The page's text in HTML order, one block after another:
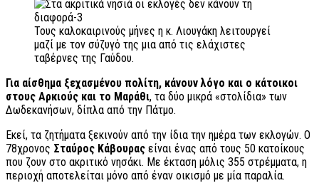
Τους καλοκαιρινούς μήνες η κ. Λιουγάκη λειτουργεί
μαζί με τον σύζυγό της μια από τις ελάχιστες
ταβέρνες της Γαύδου.
Για αίσθημα ξεχασμένου πολίτη, κάνουν λόγο και ο κάτοικοι
στους Αρκιούς και το Μαράθι, τα δύο μικρά «στολίδια» των
Δωδεκανήσων, δίπλα από την Πάτμο.
Εκεί, τα ζητήματα ξεκινούν από την ίδια την ημέρα των εκλογών. Ο
78χρονος Σταύρος Κάβουρας είναι ένας από τους 50 κατοίκους
που ζουν στο ακριτικό νησάκι. Με έκταση μόλις 355 στρέμματα, η
περιοχή αποτελείται μόνο από έναν οικισμό με μία παραλία.